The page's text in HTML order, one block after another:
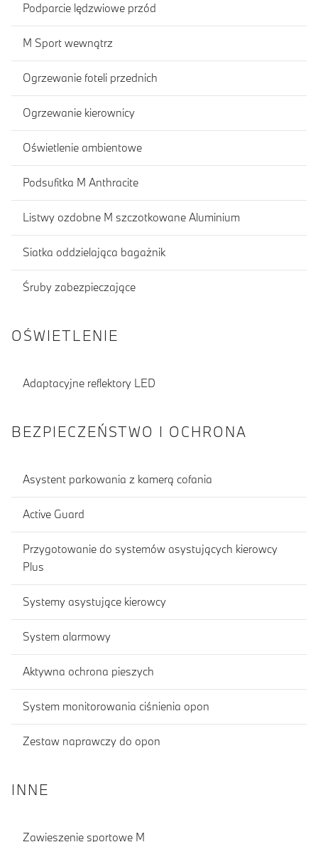
Podparcie lędzwiowe przód
M Sport wewnątrz
Ogrzewanie foteli przednich
Ogrzewanie kierownicy
Oświetlenie ambientowe
Podsufitka M Anthracite
Listwy ozdobne M szczotkowane Aluminium
Siatka oddzielająca bagażnik
Śruby zabezpieczające
OŚWIETLENIE
Adaptacyjne reflektory LED
BEZPIECZEŃSTWO I OCHRONA
Asystent parkowania z kamerą cofania
Active Guard
Przygotowanie do systemów asystujących kierowcy
Plus
Systemy asystujące kierowcy
System alarmowy
Aktywna ochrona pieszych
System monitorowania ciśnienia opon
Zestaw naprawczy do opon
INNE
Zawieszenie sportowe M